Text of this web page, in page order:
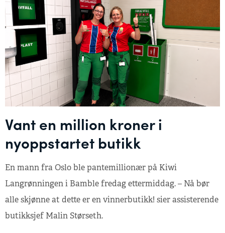
Vant en million kroner i
nyoppstartet butikk
En mann fra Oslo ble pantemillionær på Kiwi
Langrønningen i Bamble fredag ettermiddag. – Nå bør
alle skjønne at dette er en vinnerbutikk! sier assisterende
butikksjef Malin Størseth.